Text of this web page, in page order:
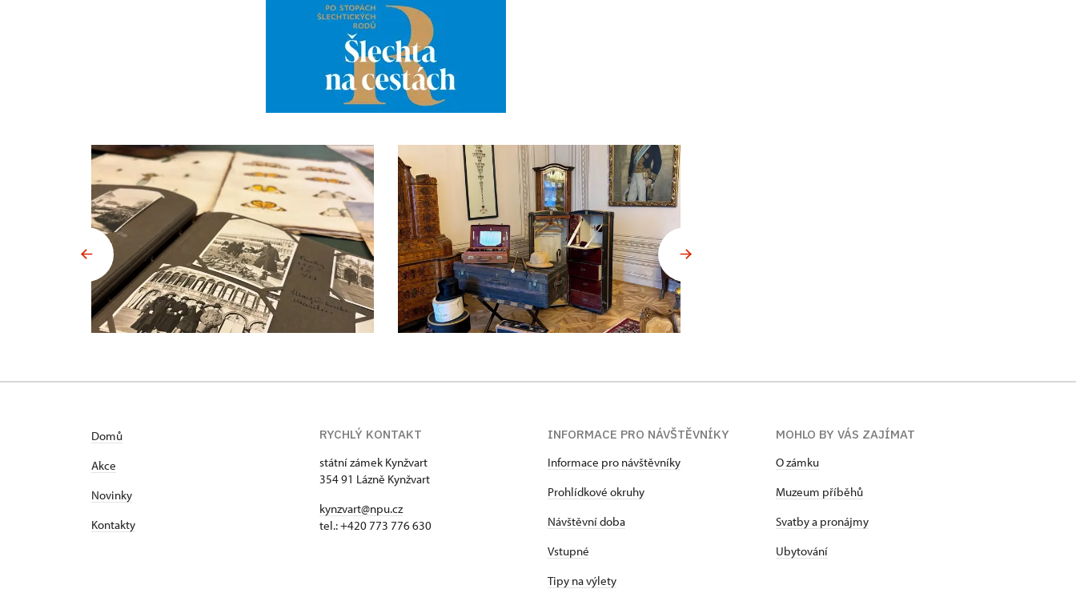
Domů
Akce
Novinky
Kontakty
RYCHLÝ KONTAKT
státní zámek Kynžvart
354 91 Lázně Kynžvart
kynzvart@npu.cz
tel.: +420 773 776 630
INFORMACE PRO NÁVŠTĚVNÍKY
Informace pro návštěvníky
Prohlídkové okruhy
Návštěvní doba
Vstupné
Tipy na výlety
MOHLO BY VÁS ZAJÍMAT
O zámku
Muzeum příběhů
Svatby a pronájmy
Ubytování